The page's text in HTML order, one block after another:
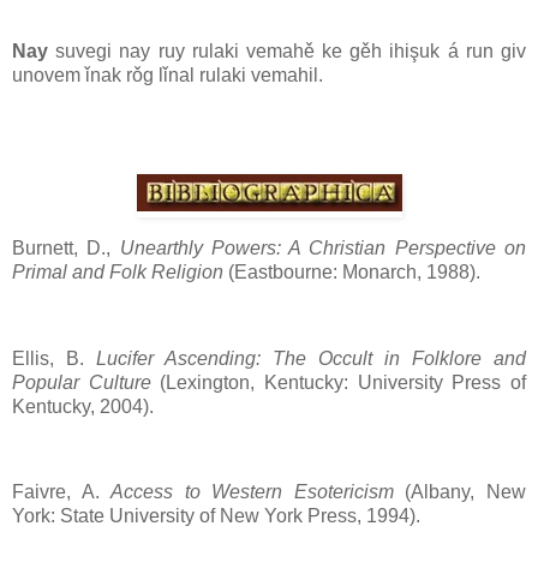
Nay suvegi nay ruy rulaki vemahě ke gěh ihişuk á run giv
unovem ǐnak rǒg lǐnal rulaki vemahil.
Burnett, D., Unearthly Powers: A Christian Perspective on
Primal and Folk Religion (Eastbourne: Monarch, 1988).
Ellis, B. Lucifer Ascending: The Occult in Folklore and
Popular Culture(Lexington, Kentucky: University Press of
Kentucky, 2004).
Faivre, A.Access to Western Esotericism(Albany, New
York: State University of New York Press, 1994).